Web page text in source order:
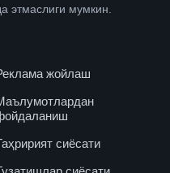
этмаслиги мумкин.
жойлаш
сиёсати